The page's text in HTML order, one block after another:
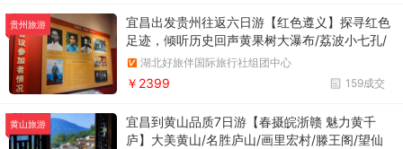
贵州旅游
宜昌出发贵州往返六日游【红色遵义】探寻红色
足迹，倾听历史回声黄果树大瀑布/荔波小七孔/
西江千户苗寨/遵义会议会址/红军山/息烽集中营
以及特色美食【黄果树农家瓦罐宴+荔波布瑶庆
丰宴+西江高山流水长桌宴+遵义红军餐】
湖北好旅伴国际旅行社组团中心
159成交
￥2399
黄山旅游
宜昌到黄山品质7日游【春摄皖浙赣 魅力黄千
庐】大美黄山/名胜庐山/画里宏村/滕王阁/望仙